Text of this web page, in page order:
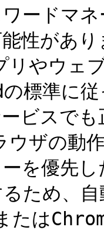
ードマ
性があり
やウェ
標準に従
ビスで
ザの動
を優先
ため、
たは